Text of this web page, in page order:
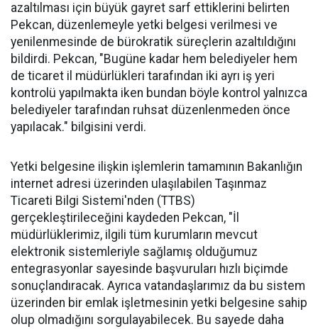
azaltılması için büyük gayret sarf ettiklerini belirten
Pekcan, düzenlemeyle yetki belgesi verilmesi ve
yenilenmesinde de bürokratik süreçlerin azaltıldığını
bildirdi. Pekcan, "Bugüne kadar hem belediyeler hem
de ticaret il müdürlükleri tarafından iki ayrı iş yeri
kontrolü yapılmakta iken bundan böyle kontrol yalnızca
belediyeler tarafından ruhsat düzenlenmeden önce
yapılacak." bilgisini verdi.
Yetki belgesine ilişkin işlemlerin tamamının Bakanlığın
internet adresi üzerinden ulaşılabilen Taşınmaz
Ticareti Bilgi Sistemi'nden (TTBS)
gerçekleştirileceğini kaydeden Pekcan, "İl
müdürlüklerimiz, ilgili tüm kurumların mevcut
elektronik sistemleriyle sağlamış olduğumuz
entegrasyonlar sayesinde başvuruları hızlı biçimde
sonuçlandıracak. Ayrıca vatandaşlarımız da bu sistem
üzerinden bir emlak işletmesinin yetki belgesine sahip
olup olmadığını sorgulayabilecek. Bu sayede daha